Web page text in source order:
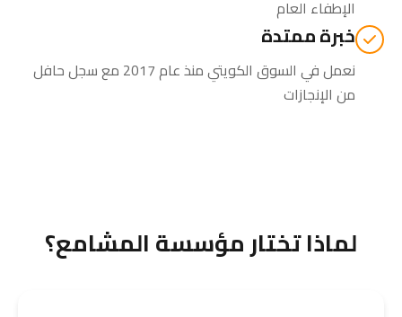
الإطفاء العام
خبرة ممتدة
نعمل في السوق الكويتي منذ عام 2017 مع سجل حافل
من الإنجازات
لماذا تختار مؤسسة المشامع؟